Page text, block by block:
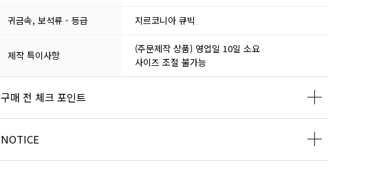
귀금속, 보석류 - 등급 지르코니아 큐빅
제작 특이사항
(주문제작 상품) 영업일 10일 소요
사이즈 조절 불가능
구매 전 체크 포인트
NOTICE